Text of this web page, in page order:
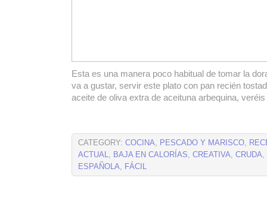
Esta es una manera poco habitual de tomar la
va a gustar, servir este plato con pan recién
aceite de oliva extra de aceituna arbequina,
CATEGORY: COCINA, PESCADO Y MARISCO,
ACTUAL, BAJA EN CALORÍAS, CREATIVA, CRUDA,
ESPAÑOLA, FÁCIL